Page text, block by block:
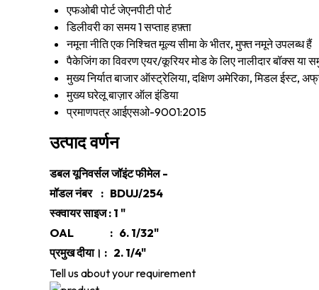
एफओबी पोर्टजेएनपीटी पोर्ट
डिलीवरी का समय1 सप्ताह हफ़्ता
नमूना नीतिएक निश्चित मूल्य सीमा के भीतर, मुफ्त नमूने उपलब्ध हैं
पैकेजिंग का विवरणएयर/कूरियर मोड के लिए नालीदार बॉक्स
मुख्य निर्यात बाजारऑस्ट्रेलिया, दक्षिण अमेरिका, मिडल ईस्ट,
मुख्य घरेलू बाज़ारऑल इंडिया
प्रमाणपत्रआईएसओ-9001:2015
उत्पाद वर्णन
डबल यूनिवर्सल जॉइंट फीमेल -
मॉडल नंबर : BDUJ/254
स्क्वायर साइज : 1 "
OAL : 6. 1/32"
प्रमुख दीया। : 2. 1/4"
Tell us about your requirement